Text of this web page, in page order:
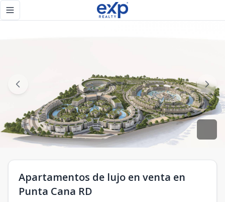
Toggle navigation menu
Apartamentos de lujo en venta en
Punta Cana RD
Apartamentos de lujo en venta en Punta Cana RD - eXp